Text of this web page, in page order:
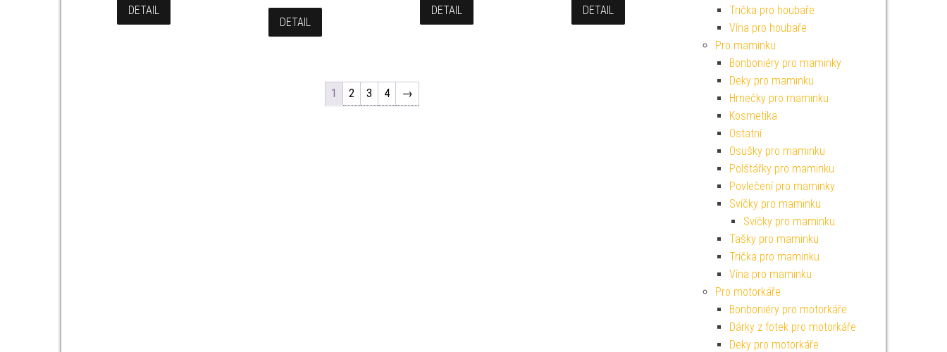
DETAIL
DETAIL
DETAIL DETAIL
1 2 3 4 →
Trička pro houbaře
Vína pro houbaře
Pro maminku
Bonboniéry pro maminky
Deky pro maminku
Hrnečky pro maminku
Kosmetika
Ostatní
Osušky pro maminku
Polštářky pro maminku
Povlečení pro maminky
Svíčky pro maminku
Svíčky pro maminku
Tašky pro maminku
Trička pro maminku
Vína pro maminku
Pro motorkáře
Bonboniéry pro motorkáře
Dárky z fotek pro motorkáře
Deky pro motorkáře